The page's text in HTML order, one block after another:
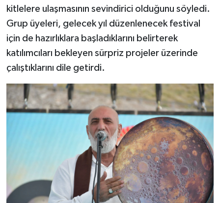
kitlelere ulaşmasının sevindirici olduğunu söyledi.
Grup üyeleri, gelecek yıl düzenlenecek festival
için de hazırlıklara başladıklarını belirterek
katılımcıları bekleyen sürpriz projeler üzerinde
çalıştıklarını dile getirdi.